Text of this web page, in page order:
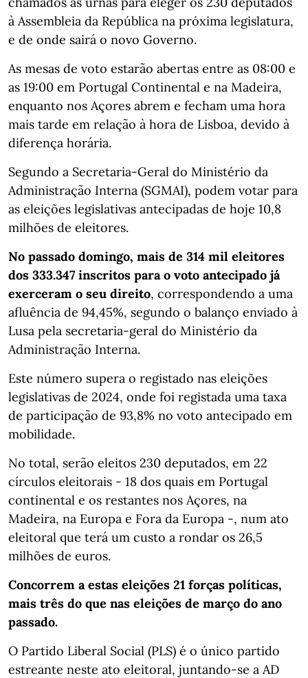
à Assembleia da República na próxima legislatura,
e de onde sairá o novo Governo.
As mesas de voto estarão abertas entre as 08:00 e
as 19:00 em Portugal Continental e na Madeira,
enquanto nos Açores abrem e fecham uma hora
mais tarde em relação à hora de Lisboa, devido à
diferença horária.
Segundo a Secretaria-Geral do Ministério da
Administração Interna (SGMAI), podem votar para
as eleições legislativas antecipadas de hoje 10,8
milhões de eleitores.
No passado domingo, mais de 314 mil eleitores
dos 333.347 inscritos para o voto antecipado já
exerceram o seu direito, correspondendo a uma
afluência de 94,45%, segundo o balanço enviado à
Lusa pela secretaria-geral do Ministério da
Administração Interna.
Este número supera o registado nas eleições
legislativas de 2024, onde foi registada uma taxa
de participação de 93,8% no voto antecipado em
mobilidade.
No total, serão eleitos 230 deputados, em 22
círculos eleitorais - 18 dos quais em Portugal
continental e os restantes nos Açores, na
Madeira, na Europa e Fora da Europa -, num ato
eleitoral que terá um custo a rondar os 26,5
milhões de euros.
Concorrem a estas eleições 21 forças políticas,
mais três do que nas eleições de março do ano
passado.
O Partido Liberal Social (PLS) é o único partido
estreante neste ato eleitoral, juntando-se a AD